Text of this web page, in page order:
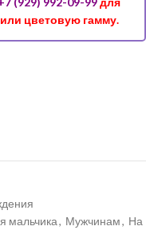
цветовую гамму.
мальчика, Мужчинам, На